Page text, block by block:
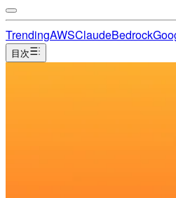
TrendingAWSClaudeBedrock
目次